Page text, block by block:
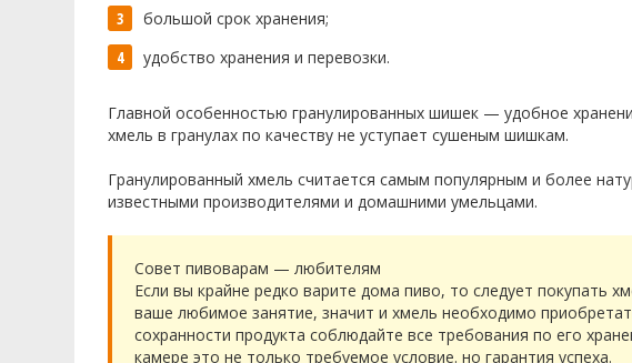
большой срок хранения;
удобство хранения и перевозки.
Главной особенностью гранулированных шишек — удобное
хмель в гранулах по качеству не уступает сушеным шишкам.
Гранулированный хмель считается самым популярным и более
известными производителями и домашними умельцами.
Совет пивоварам — любителям
Если вы крайне редко варите дома пиво, то следует покупать
ваше любимое занятие, значит и хмель необходимо
сохранности продукта соблюдайте все требования по его
камере это не только требуемое условие. но гарантия успеха.